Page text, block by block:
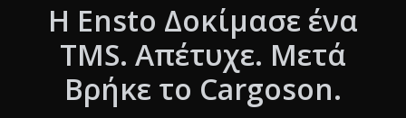
Η Ensto Δοκίμασε ένα
TMS. Απέτυχε. Μετά
Βρήκε το Cargoson.